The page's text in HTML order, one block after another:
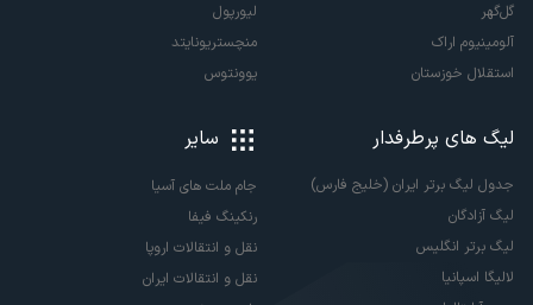
گل‌گهر
آلومینیوم اراک
استقلال خوزستان
لیورپول
منچستریونایتد
یوونتوس
لیگ های پرطرفدار
جدول لیگ برتر ایران (خلیج فارس)
لیگ آزادگان
لیگ برتر انگلیس
لالیگا اسپانیا
سایر
جام ملت های آسیا
رنکینگ فیفا
نقل و انتقالات اروپا
نقل و انتقالات ایران